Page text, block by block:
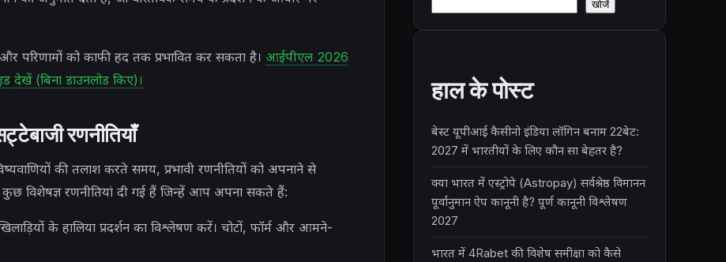
परिणामों को काफी हद तक प्रभावित कर सकता है। आईपीएल 2026
देखें (बिना डाउनलोड किए)।
रणनीतियाँ
की तलाश करते समय, प्रभावी रणनीतियों को अपनाने से
विशेषज्ञ रणनीतियां दी गई हैं जिन्हें आप अपना सकते हैं:
के हालिया प्रदर्शन का विश्लेषण करें। चोटों, फॉर्म और आमने-
खोजें
हाल के पोस्ट
बेस्ट यूपीआई कैसीनो इंडिया लॉगिन बनाम 22बेट:
2027 में भारतीयों के लिए कौन सा बेहतर है?
क्या भारत में एस्ट्रोपे (Astropay) सर्वश्रेष्ठ विमानन
पूर्वानुमान ऐप कानूनी है? पूर्ण कानूनी विश्लेषण
2027
भारत में 4Rabet की विशेष समीक्षा को कैसे